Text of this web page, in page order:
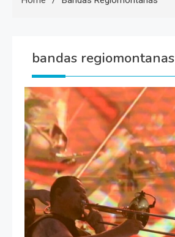
bandas regiomontanas